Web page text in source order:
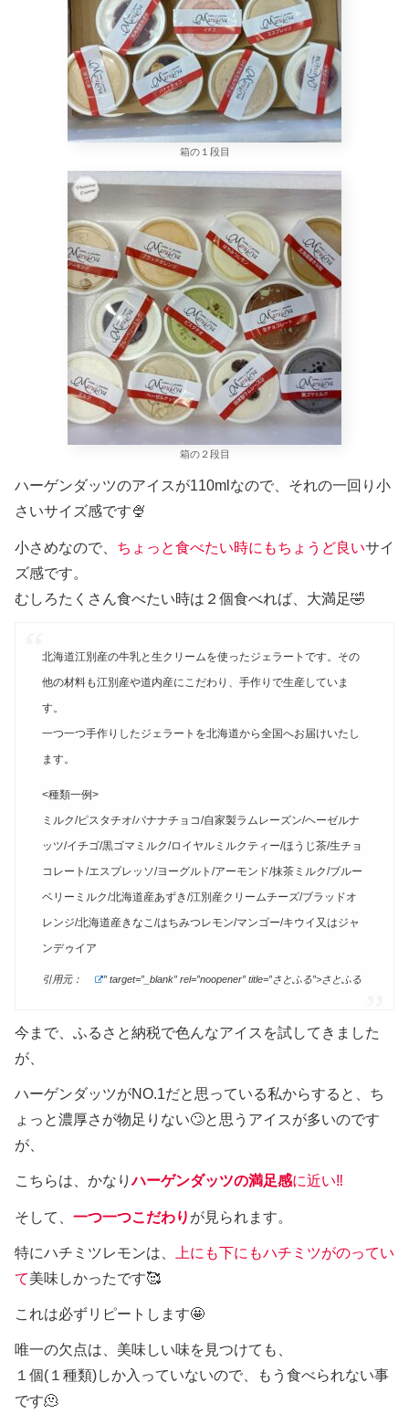
箱の１段目
箱の２段目
ハーゲンダッツのアイスが110mlなので、それの一回り小
さいサイズ感です🍨
小さめなので、 ちょっと食べたい時にもちょうど良いサイ
ズ感です。
むしろたくさん食べたい時は２個食べれば、大満足🤣
北海道江別産の牛乳と生クリームを使ったジェラートです。その
他の材料も江別産や道内産にこだわり、手作りで生産していま
す。
一つ一つ手作りしたジェラートを北海道から全国へお届けいたし
ます。
<種類一例>
ミルク/ピスタチオ/バナナチョコ/自家製ラムレーズン/ヘーゼルナ
ッツ/イチゴ/黒ゴマミルク/ロイヤルミルクティー/ほうじ茶/生チョ
コレート/エスプレッソ/ヨーグルト/アーモンド/抹茶ミルク/ブルー
ベリーミルク/北海道産あずき/江別産クリームチーズ/ブラッドオ
レンジ/北海道産きなこ/はちみつレモン/マンゴー/キウイ又はジャ
ンデゥイア
引用元： ” target=”_blank” rel=”noopener” title=”さとふる”>さとふる
今まで、ふるさと納税で色んなアイスを試してきました
が、
ハーゲンダッツがNO.1だと思っている私からすると、ち
ょっと濃厚さが物足りない🙄と思うアイスが多いのです
が、
こちらは、かなりハーゲンダッツの満足感に近い‼️
そして、 一つ一つこだわり が見られます。
特にハチミツレモンは、
上にも下にもハチミツがのってい
て美味しかったです🥰
これは必ずリピートします🤩
唯一の欠点は、美味しい味を見つけても、
１個(１種類)しか入っていないので、もう食べられない事
です🫠